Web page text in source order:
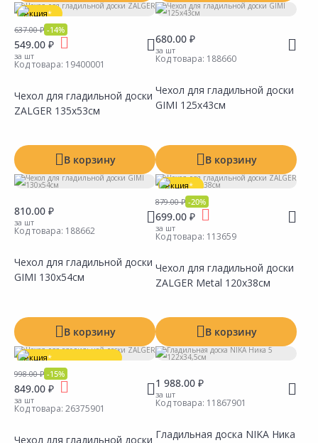
Акция*
637.00 ₽ -14%
549.00 ₽
за шт
Код товара: 19400001
Чехол для гладильной доски
ZALGER 135х53см
В корзину
680.00 ₽
за шт
Код товара: 188660
Чехол для гладильной доски
GIMI 125х43см
В корзину
810.00 ₽
за шт
Код товара: 188662
Чехол для гладильной доски
GIMI 130х54см
В корзину
Акция*
879.00 ₽ -20%
699.00 ₽
за шт
Код товара: 113659
Чехол для гладильной доски
ZALGER Metal 120х38см
В корзину
Акция*
Товар в ассортименте
998.00 ₽ -15%
849.00 ₽
за шт
Код товара: 26375901
Чехол для гладильной доски
1 988.00 ₽
за шт
Код товара: 11867901
Гладильная доска NIKA Ника